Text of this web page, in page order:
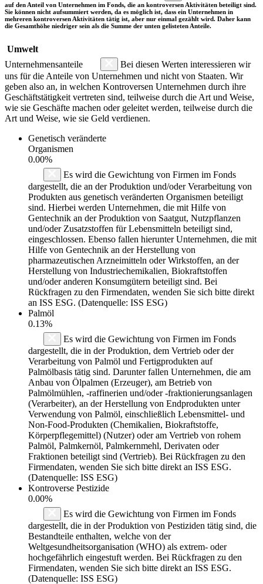
auf den Anteil von Unternehmen im Fonds, die an kontroversen Aktivitäten beteiligt sind.
Sie können nicht aufsummiert werden, da es möglich ist, dass ein Unternehmen in
mehreren kontroversen Aktivitäten tätig ist, aber nur einmal gezählt wird. Daher kann
die Gesamthöhe niedriger sein als die Summe der unten gelisteten Anteile.
Umwelt
Unternehmensanteile
Bei diesen Werten interessieren wir
uns für die Anteile von Unternehmen und nicht von Staaten. Wir
geben also an, in welchen Kontroversen Unternehmen durch ihre
Geschäftstätigkeit vertreten sind, teilweise durch die Art und Weise,
wie sie Geschäfte machen oder geleitet werden, teilweise durch die
Art und Weise, wie sie Geld verdienen.
Genetisch veränderte
Organismen
0.00%
Es wird die Gewichtung von Firmen im Fonds
dargestellt, die an der Produktion und/oder Verarbeitung von
Produkten aus genetisch veränderten Organismen beteiligt
sind. Hierbei werden Unternehmen, die mit Hilfe von
Gentechnik an der Produktion von Saatgut, Nutzpflanzen
und/oder Zusatzstoffen für Lebensmitteln beteiligt sind,
eingeschlossen. Ebenso fallen hierunter Unternehmen, die mit
Hilfe von Gentechnik an der Herstellung von
pharmazeutischen Arzneimitteln oder Wirkstoffen, an der
Herstellung von Industriechemikalien, Biokraftstoffen
und/oder anderen Konsumgütern beteiligt sind. Bei
Rückfragen zu den Firmendaten, wenden Sie sich bitte direkt
an ISS ESG. (Datenquelle: ISS ESG)
Palmöl
0.13%
Es wird die Gewichtung von Firmen im Fonds
dargestellt, die in der Produktion, dem Vertrieb oder der
Verarbeitung von Palmöl und Fertigprodukten auf
Palmölbasis tätig sind. Darunter fallen Unternehmen, die am
Anbau von Ölpalmen (Erzeuger), am Betrieb von
Palmölmühlen, -raffinerien und/oder -fraktionierungsanlagen
(Verarbeiter), an der Herstellung von Endprodukten unter
Verwendung von Palmöl, einschließlich Lebensmittel- und
Non-Food-Produkten (Chemikalien, Biokraftstoffe,
Körperpflegemittel) (Nutzer) oder am Vertrieb von rohem
Palmöl, Palmkernöl, Palmkernmehl, Derivaten oder
Fraktionen beteiligt sind (Vertrieb). Bei Rückfragen zu den
Firmendaten, wenden Sie sich bitte direkt an ISS ESG.
(Datenquelle: ISS ESG)
Kontroverse Pestizide
0.00%
Es wird die Gewichtung von Firmen im Fonds
dargestellt, die in der Produktion von Pestiziden tätig sind, die
Bestandteile enthalten, welche von der
Weltgesundheitsorganisation (WHO) als extrem- oder
hochgefährlich eingestuft werden. Bei Rückfragen zu den
Firmendaten, wenden Sie sich bitte direkt an ISS ESG.
(Datenquelle: ISS ESG)